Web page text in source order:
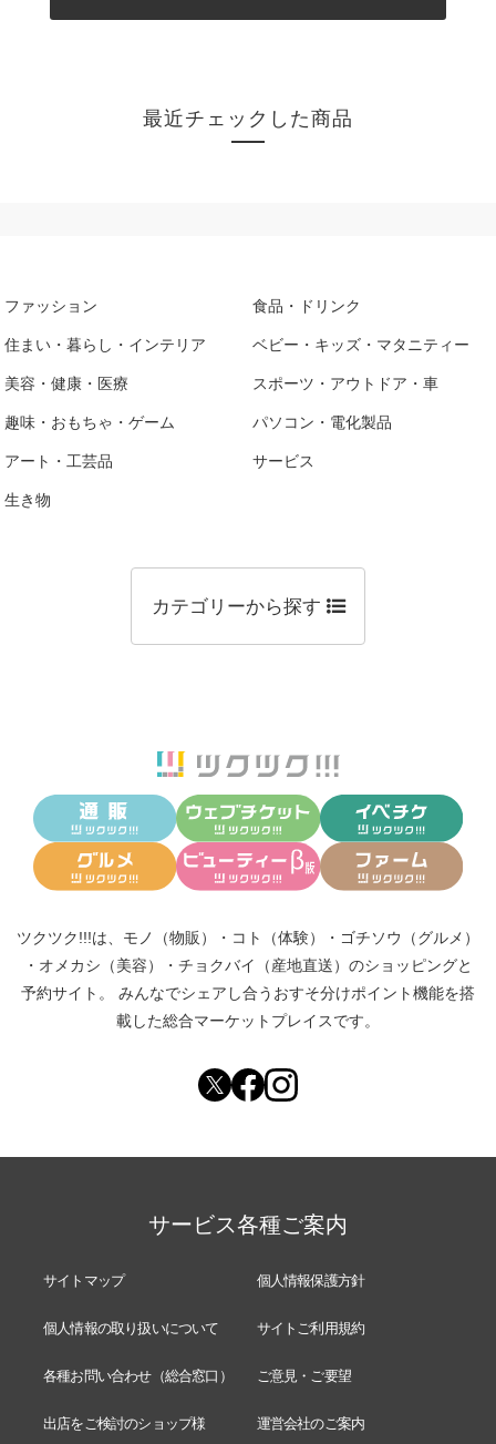
最近チェックした商品
ファッション 食品・ドリンク
住まい・暮らし・インテリア ベビー・キッズ・マタニティー
美容・健康・医療 スポーツ・アウトドア・車
趣味・おもちゃ・ゲーム パソコン・電化製品
アート・工芸品 サービス
生き物
カテゴリーから探す
ツクツク!!!は、 モノ（物販） ・ コト（体験） ・ ゴチソウ（グルメ）
・ オメカシ（美容） ・ チョクバイ（産地直送） のショッピングと
予約サイト。
みんなでシェアし合う おすそ分けポイント機能を搭
載した総合マーケットプレイスです。
サービス各種ご案内
サイトマップ 個人情報保護方針
個人情報の取り扱いについて サイトご利用規約
各種お問い合わせ（総合窓口） ご意見・ご要望
出店をご検討のショップ様 運営会社のご案内